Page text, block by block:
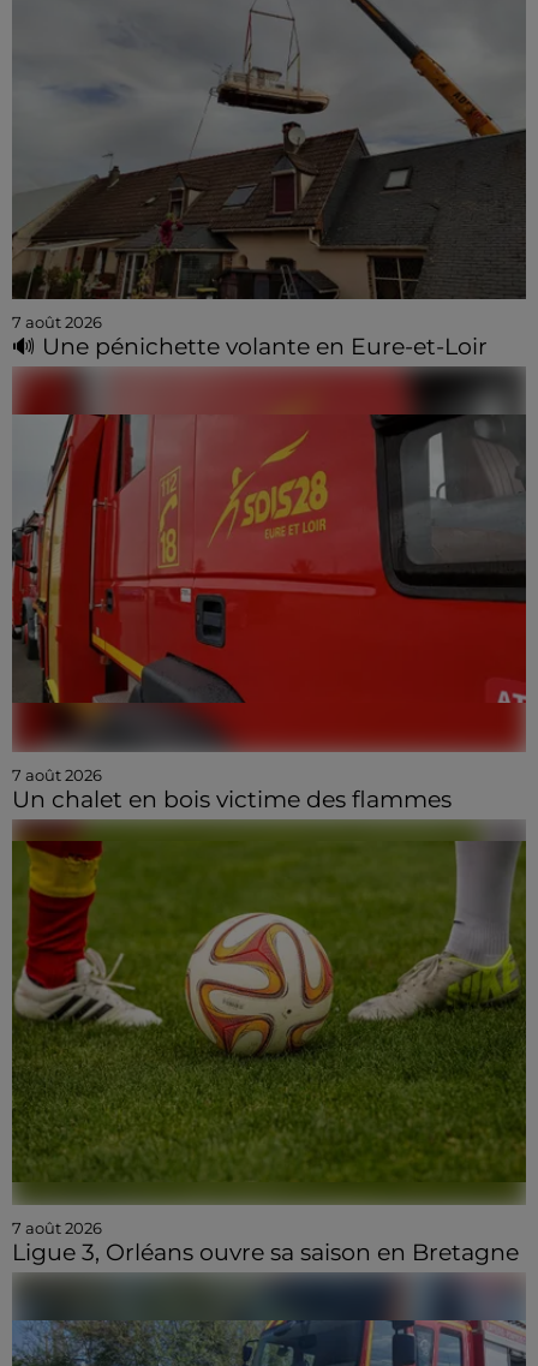
7 août 2026
🔊 Une pénichette volante en Eure-et-Loir
7 août 2026
Un chalet en bois victime des flammes
7 août 2026
Ligue 3, Orléans ouvre sa saison en Bretagne